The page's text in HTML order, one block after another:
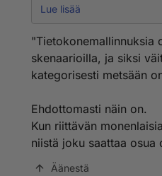
sitä. Lähes kaikki
vanhempia. Mutta kun ne
vaan vieläkin täysin
megalomaaniset harhaiset
ja siksi väite, että ne ovat
metsään on absurdi.
viimeisenä
mitä mallit keskimäärin
Lue lisää
"Tietokonemallinnuksia
skenaarioilla, ja siksi
kategorisesti metsään
Ehdottomasti näin on.
Kun riittävän
niistä joku saattaa osua
Äänestä